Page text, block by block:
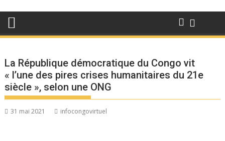
La République démocratique du Congo vit
« l’une des pires crises humanitaires du 21e
siècle », selon une ONG
31 mai 2021 infocongovirtuel